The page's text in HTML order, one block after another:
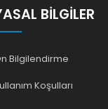
BILGILER
Bilgilendirme
Koşulları